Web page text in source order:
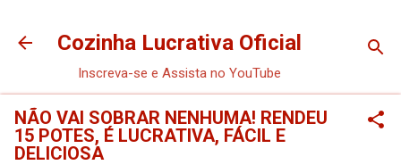
Cozinha Lucrativa Oficial
Inscreva-se e Assista no YouTube
NÃO VAI SOBRAR NENHUMA! RENDEU
15 POTES, É LUCRATIVA, FÁCIL E
DELICIOSA